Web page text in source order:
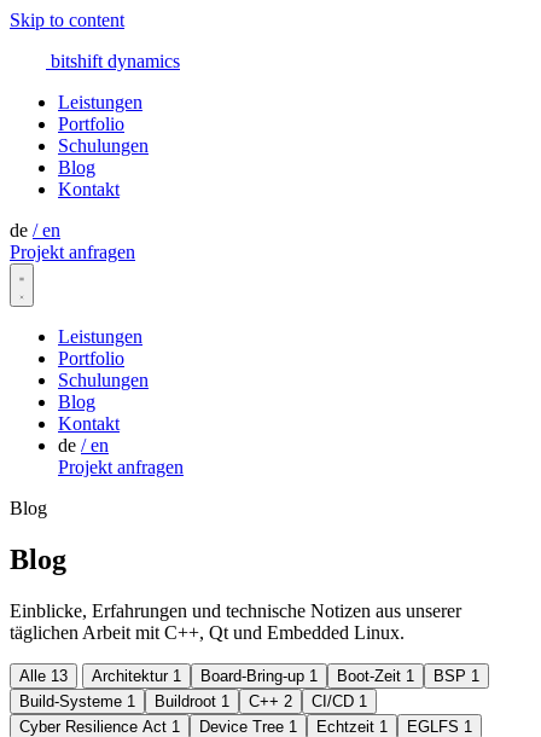
Skip to content
bitshift dynamics
Leistungen
Portfolio
Schulungen
Blog
Kontakt
de /en
Projekt anfragen
Leistungen
Portfolio
Schulungen
Blog
Kontakt
de /en
Projekt anfragen
Blog
Blog
Einblicke, Erfahrungen und technische Notizen aus unserer
täglichen Arbeit mit C++, Qt und Embedded Linux.
Alle 13 Architektur 1 Board-Bring-up 1 Boot-Zeit 1 BSP 1
Build-Systeme 1 Buildroot 1 C++ 2 CI/CD 1
Cyber Resilience Act 1 Device Tree 1 Echtzeit 1 EGLFS 1